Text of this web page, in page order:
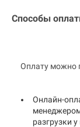
Способы
Оплату можно
Онлайн-
разгрузки